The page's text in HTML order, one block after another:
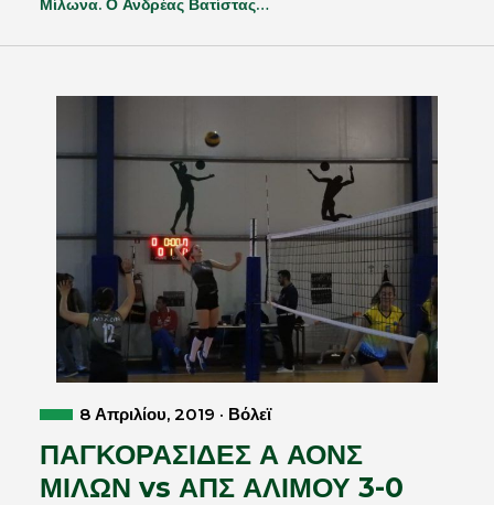
Μίλωνα. Ο Ανδρέας Βατίστας…
8 Απριλίου, 2019 · Βόλεϊ
ΠΑΓΚΟΡΑΣΙΔΕΣ Α ΑΟΝΣ
ΜΙΛΩΝ vs ΑΠΣ ΑΛΙΜΟΥ 3-0